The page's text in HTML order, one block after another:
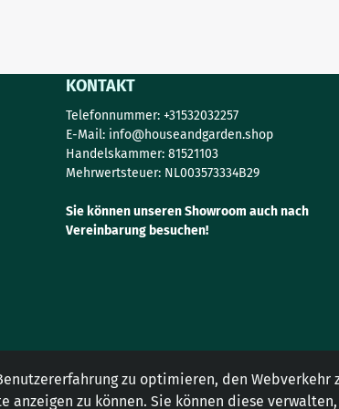
KONTAKT
Telefonnummer: +31532032257
E-Mail: info@houseandgarden.shop
Handelskammer: 81521103
Mehrwertsteuer: NL003573334B29
Sie können unseren Showroom auch nach
Vereinbarung besuchen!
zu optimieren, den Webverkehr
anzeigen zu können. Sie können diese